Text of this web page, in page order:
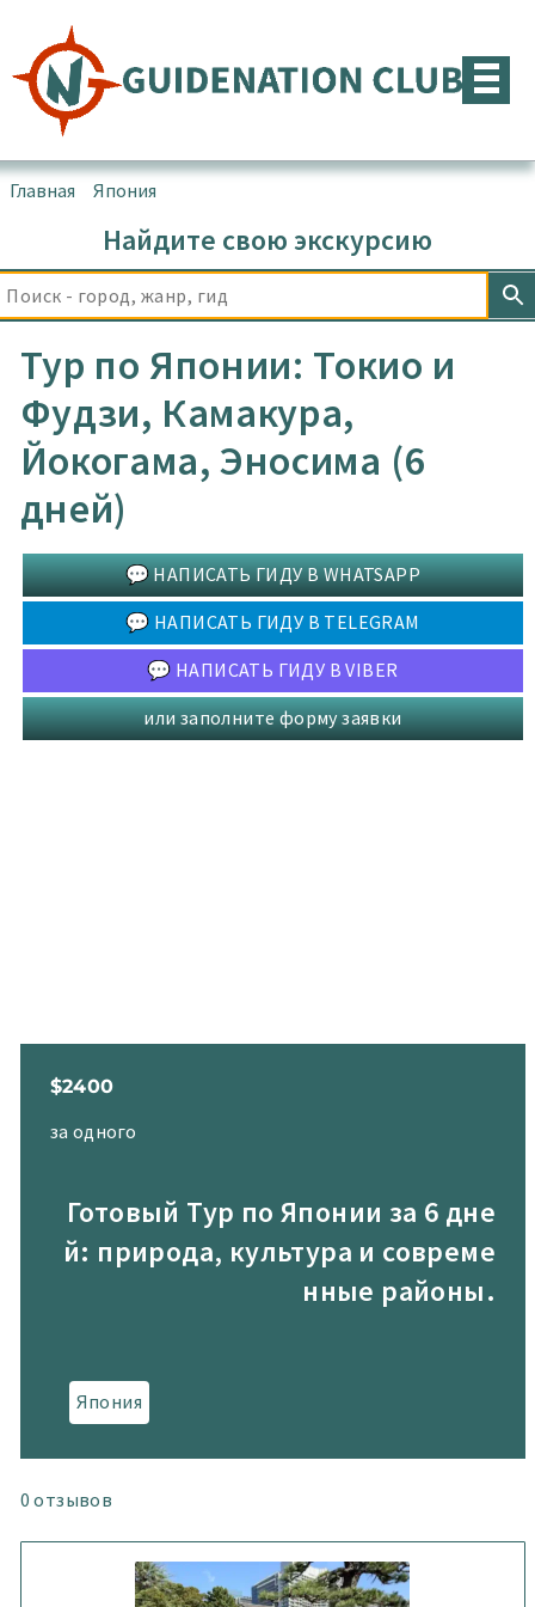
содержимому
Главная Япония
Найдите свою экскурсию
Тур по Японии: Токио и
Фудзи, Камакура,
Йокогама, Эносима (6
дней)
💬 НАПИСАТЬ ГИДУ В WHATSAPP
💬 НАПИСАТЬ ГИДУ В TELEGRAM
💬 НАПИСАТЬ ГИДУ В VIBER
или заполните форму заявки
$2400
за одного
Готовый Тур по Японии за 6 дне
й: природа, культура и совреме
нные районы.
Япония
0 отзывов